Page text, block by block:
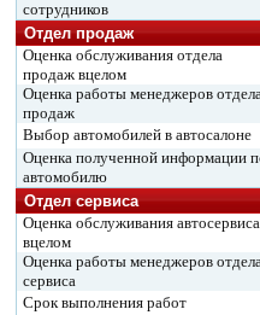
сотрудников
Отдел продаж
Оценка обслуживания отдела
продаж вцелом
Оценка работы менеджеров
продаж
Выбор автомобилей в автосалоне
Оценка полученной информации
автомобилю
Отдел сервиса
Оценка обслуживания автосервиса
вцелом
Оценка работы менеджеров
сервиса
Срок выполнения работ